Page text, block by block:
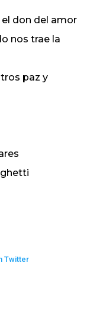
don del amor
nos trae la
paz y
Twitter